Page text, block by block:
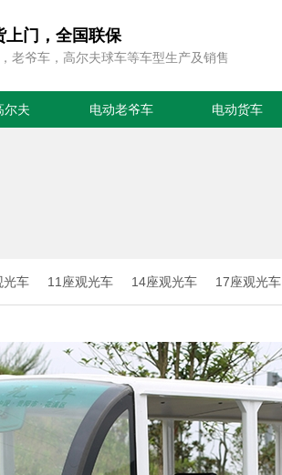
上门，全国联保
老爷车，高尔夫球车等车型生产及销售
尔夫 电动老爷车 电动货车
光车 11座观光车 14座观光车 17座观光车